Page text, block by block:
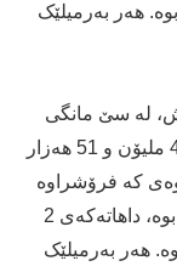
و 920 هەزار و 739دۆلار بوە. هەر بەرمیلێک
لە سێ مانگی
دوەمی ساڵی 2019دا بەرهەمهێنانی نەوت 43 ملیۆن و 51 هەزار
کە فرۆشراوە
39 ملیۆن و 764 هەزار و 446 بەرمیل نەوت بوە، داهاتەکەی 2
و 17 هەزار و 361 دۆلار بوە. هەر بەرمیلێک